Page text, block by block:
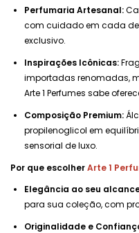
Perfumaria Artesanal:
com cuidado em cada
exclusivo.
Inspirações Icônicas:
importadas renomadas,
Arte 1 Perfumes sabe
Composição Premium:
propilenoglicol em
sensorial de luxo.
Por que escolherArte 1
Elegância ao seu
para sua coleção, com
Originalidade e